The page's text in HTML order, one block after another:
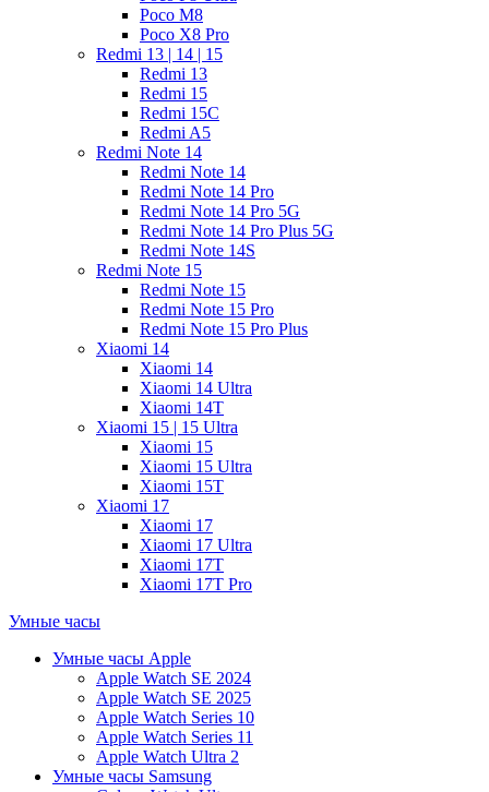
Poco M8
Poco X8 Pro
Redmi 13 | 14 | 15
Redmi 13
Redmi 15
Redmi 15C
Redmi A5
Redmi Note 14
Redmi Note 14
Redmi Note 14 Pro
Redmi Note 14 Pro 5G
Redmi Note 14 Pro Plus 5G
Redmi Note 14S
Redmi Note 15
Redmi Note 15
Redmi Note 15 Pro
Redmi Note 15 Pro Plus
Xiaomi 14
Xiaomi 14
Xiaomi 14 Ultra
Xiaomi 14T
Xiaomi 15 | 15 Ultra
Xiaomi 15
Xiaomi 15 Ultra
Xiaomi 15T
Xiaomi 17
Xiaomi 17
Xiaomi 17 Ultra
Xiaomi 17T
Xiaomi 17T Pro
Умные часы
Умные часы Apple
Apple Watch SE 2024
Apple Watch SE 2025
Apple Watch Series 10
Apple Watch Series 11
Apple Watch Ultra 2
Умные часы Samsung